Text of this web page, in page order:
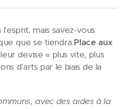
mais savez-vous
que se tiendra Place aux
devise « plus vite, plus
d'arts par le biais de la
avec des aides à la